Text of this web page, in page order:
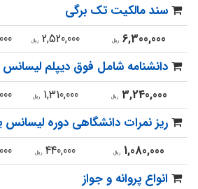
سند مالکیت تک برگی
6,300,000 ریال 2,520,000 ریال
دانشنامه شامل فوق دیپلم
3,240,000 ریال 1,310,000 ریال
ریز نمرات دانشگاهی دوره لیسانس
1,080,000 ریال 440,000 ریال
انواع پروانه و جواز